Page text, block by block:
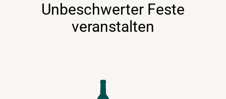
Unbeschwerter Feste
veranstalten